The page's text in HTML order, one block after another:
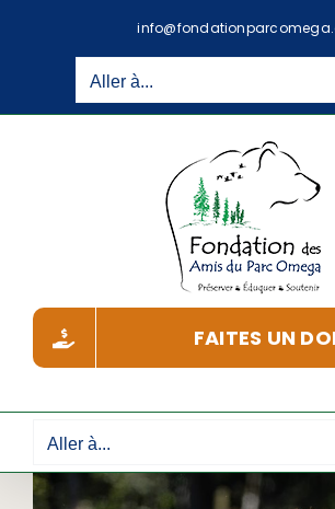
Aller à...
FAITES UN
Aller à...